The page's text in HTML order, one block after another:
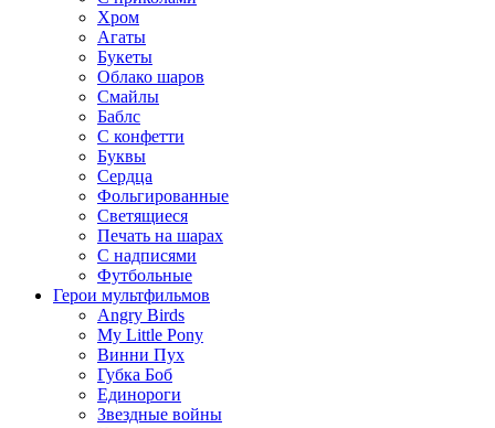
Хром
Агаты
Букеты
Облако шаров
Смайлы
Баблс
С конфетти
Буквы
Сердца
Фольгированные
Светящиеся
Печать на шарах
С надписями
Футбольные
Герои мультфильмов
Angry Birds
My Little Pony
Винни Пух
Губка Боб
Единороги
Звездные войны